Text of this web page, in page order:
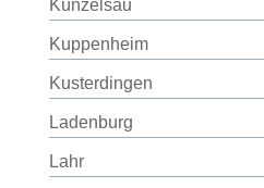
Künzelsau
Kuppenheim
Kusterdingen
Ladenburg
Lahr